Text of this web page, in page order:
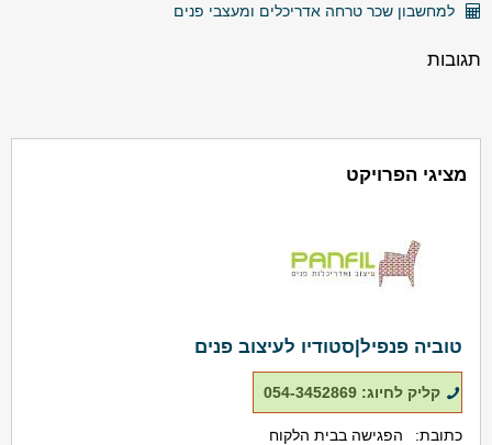
למחשבון שכר טרחה אדריכלים ומעצבי פנים
תגובות
מציגי הפרויקט
טוביה פנפיל|סטודיו לעיצוב פנים
קליק לחיוג: 054-3452869
כתובת:
הפגישה בבית הלקוח